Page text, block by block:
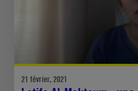
21 février, 2021